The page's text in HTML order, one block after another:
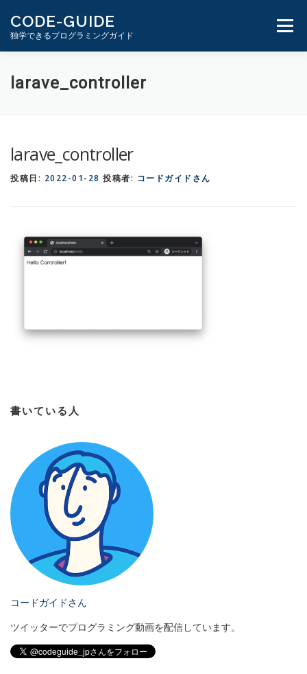
ン
CODE-GUIDE
独学できるプログラミングガイド
メニュ
１分動画とテキスト PHP学習ガイド
larave_controller
larave_controller
投稿日: 2022-01-28 投稿者: コードガイドさん
書いている人
コードガイドさん
ツイッターでプログラミング動画を配信しています。